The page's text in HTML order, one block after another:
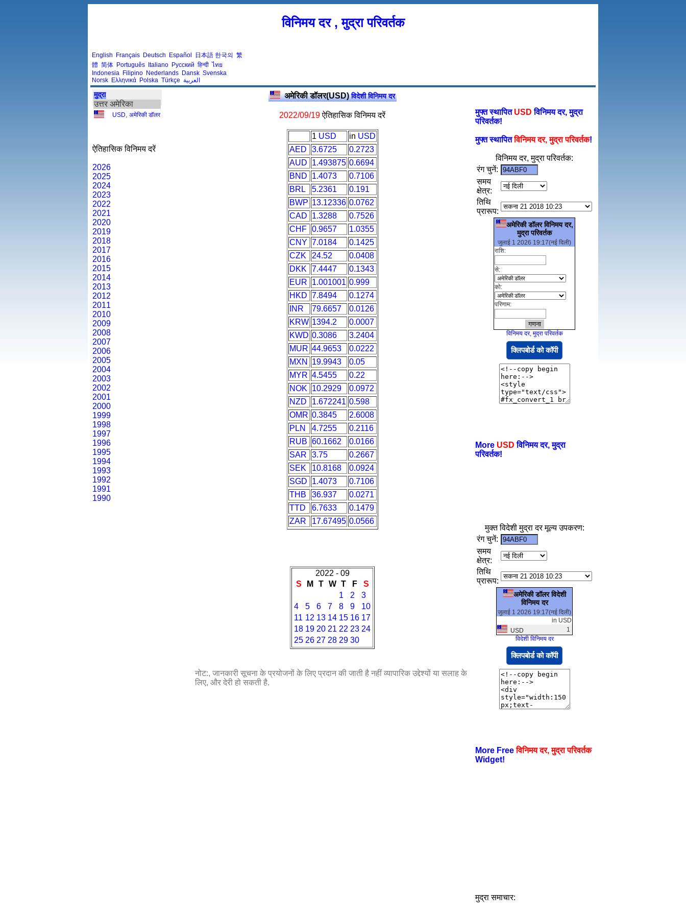
विनिमय दर , मुद्रा परिवर्तक
English Français Deutsch Español 日本語 한국의 繁
體 简体 Português Italiano Русский हिन्दी ไทย
Indonesia Filipino Nederlands Dansk Svenska
Norsk Ελληνικά Polska Türkçe العربية
मुद्रा
उत्तर अमेरिका
USD अमेरिकी डॉलर
ऐतिहासिक विनिमय दरें
2026
2025
2024
2023
2022
2021
2020
2019
2018
2017
2016
2015
2014
2013
2012
2011
2010
2009
2008
2007
2006
2005
2004
2003
2002
2001
2000
1999
1998
1997
1996
1995
1994
1993
1992
1991
1990
अमेरिकी डॉलर(USD)विदेशी विनिमय दर
2022/09/19ऐतिहासिक विनिमय दरें
1 USD in USD
AED
3.6725
0.2723
AUD
1.493875 0.6694
BND
1.4073
0.7106
BRL
5.2361
0.191
BWP 13.12336 0.0762
CAD
1.3288
0.7526
CHF
0.9657
1.0355
CNY 7.0184
0.1425
CZK
24.52
0.0408
DKK
7.4447
0.1343
EUR
1.001001 0.999
HKD 7.8494
0.1274
INR
79.6657
0.0126
KRW 1394.2
0.0007
KWD 0.3086
3.2404
MUR 44.9653
0.0222
MXN
19.9943
0.05
MYR 4.5455
0.22
NOK
10.2929
0.0972
NZD
1.672241 0.598
OMR 0.3845
2.6008
PLN
4.7255
0.2116
RUB 60.1662
0.0166
SAR
3.75
0.2667
SEK
10.8168
0.0924
SGD
1.4073
0.7106
THB
36.937
0.0271
TTD
6.7633
0.1479
ZAR
17.67495 0.0566
2022 - 09
S
M T W T F
S
1
2
3
4
5 6 7 8 9
10
11 12 13 14 15 16 17
18 19 20 21 22 23 24
25 26 27 28 29 30
नोट:, जानकारी सूचना के प्रयोजनों के लिए प्रदान की जाती है नहीं व्यापारिक उद्देश्यों या सलाह के
लिए, और देरी हो सकती है.
मुफ्त स्थापित USD विनिमय दर, मुद्रा
परिवर्तक!
मुफ्त स्थापितविनिमय दर, मुद्रा परिवर्तक!
विनिमय दर, मुद्रा परिवर्तक:
रंग चुनें:
समय
क्षेत्र:
तिथि
प्रारूप:
अमेरिकी डॉलर विनिमय दर,
मुद्रा परिवर्तक
जुलाई 1 2026 19:17(नई दिली)
राशि:
से:
को:
परिणाम:
विनिमय दर, मुद्रा परिवर्तक
क्लिपबोर्ड को कॉपी
More USD विनिमय दर, मुद्रा
परिवर्तक!
मुक्त विदेशी मुद्रा दर मूल्य उपकरण:
रंग चुनें:
समय
क्षेत्र:
तिथि
प्रारूप:
अमेरिकी डॉलर विदेशी
विनिमय दर
जुलाई 1 2026 19:17(नई दिली)
in USD
USD
1
विदेशी विनिमय दर
क्लिपबोर्ड को कॉपी
More Freeविनिमय दर, मुद्रा परिवर्तक
Widget!
मुद्रा समाचार: